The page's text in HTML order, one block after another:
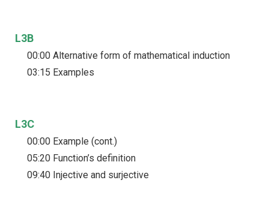
L3B
00:00 Alternative form of mathematical induction
03:15 Examples
L3C
00:00 Example (cont.)
05:20 Function’s definition
09:40 Injective and surjective